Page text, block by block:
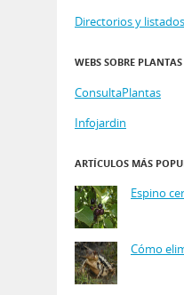
Directorios y
WEBS SOBRE PLANTAS
ConsultaPlantas
Infojardin
ARTÍCULOS MÁS
Espino
Cómo